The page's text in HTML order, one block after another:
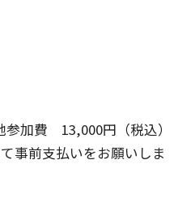
参加費 13,000円（税込）
事前支払いをお願いしま